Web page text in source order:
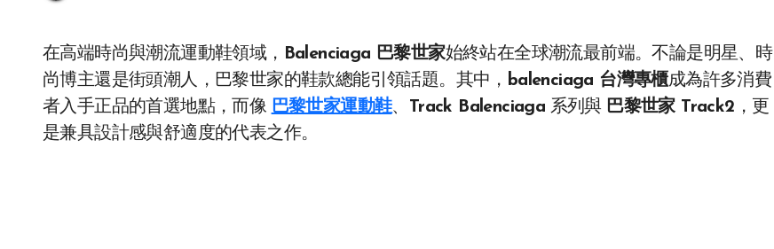
在高端時尚與潮流運動鞋領域， Balenciaga 巴黎世家始終站在全球潮流最前端。不論是明星、時
尚博主還是街頭潮人，巴黎世家的鞋款總能引領話題。其中， balenciaga 台灣專櫃成為許多消費
者入手正品的首選地點，而像 巴黎世家運動鞋、 Track Balenciaga 系列與 巴黎世家 Track2 ，更
是兼具設計感與舒適度的代表之作。